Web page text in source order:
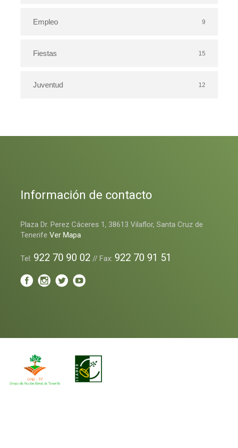
Empleo 9
Fiestas 15
Juventud 12
Información de contacto
Plaza Dr. Perez Cáceres 1, 38613 Vilaflor, Santa Cruz de
TenerifeVer Mapa
Tel: 922 70 90 02 // Fax: 922 70 91 51